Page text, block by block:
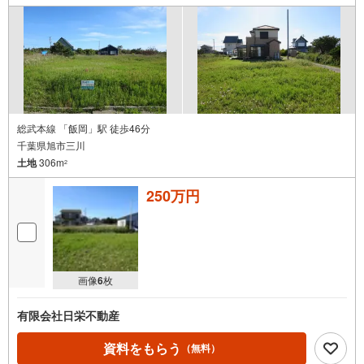
総武本線 「飯岡」駅 徒歩46分
千葉県旭市三川
土地306m2
画像6枚
250万円
有限会社日栄不動産
資料をもらう （無料）